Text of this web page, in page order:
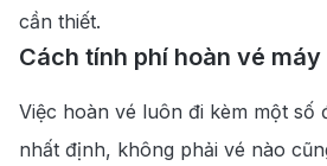
cần thiết.
Cách tính phí hoàn vé
Việc hoàn vé luôn đi kèm một số
nhất định, không phải vé nào